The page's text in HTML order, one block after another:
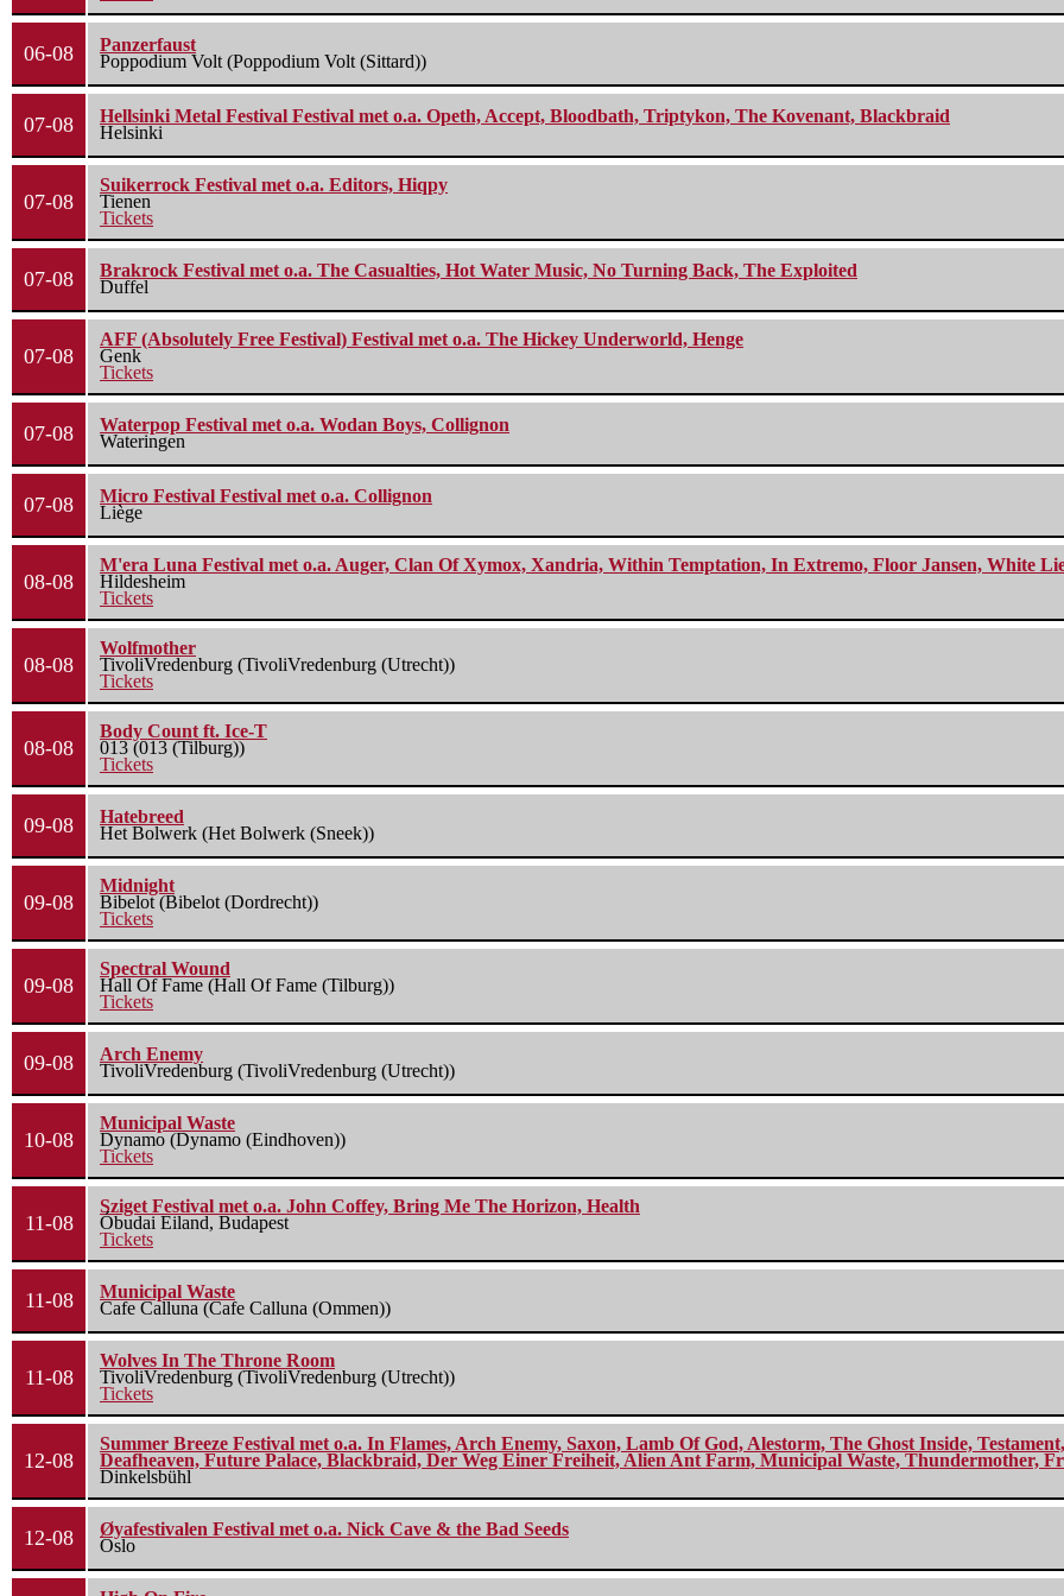
06-08
Panzerfaust
Poppodium Volt (Poppodium Volt (Sittard))
07-08
Hellsinki Metal Festival Festival met o.a. Opeth, Accept, Bloodbath, Triptykon, The Kovenant, Blackbraid
Helsinki
07-08
Suikerrock Festival met o.a. Editors, Hiqpy
Tienen
Tickets
07-08
Brakrock Festival met o.a. The Casualties, Hot Water Music, No Turning Back, The Exploited
Duffel
07-08
AFF (Absolutely Free Festival) Festival met o.a. The Hickey Underworld, Henge
Genk
Tickets
07-08
Waterpop Festival met o.a. Wodan Boys, Collignon
Wateringen
07-08
Micro Festival Festival met o.a. Collignon
Liège
08-08
M'era Luna Festival met o.a. Auger, Clan Of Xymox, Xandria, Within Temptation, In Extremo, Floor Jansen, White
Hildesheim
Tickets
08-08
Wolfmother
TivoliVredenburg (TivoliVredenburg (Utrecht))
Tickets
08-08
Body Count ft. Ice-T
013 (013 (Tilburg))
Tickets
09-08
Hatebreed
Het Bolwerk (Het Bolwerk (Sneek))
09-08
Midnight
Bibelot (Bibelot (Dordrecht))
Tickets
09-08
Spectral Wound
Hall Of Fame (Hall Of Fame (Tilburg))
Tickets
09-08
Arch Enemy
TivoliVredenburg (TivoliVredenburg (Utrecht))
10-08
Municipal Waste
Dynamo (Dynamo (Eindhoven))
Tickets
11-08
Sziget Festival met o.a. John Coffey, Bring Me The Horizon, Health
Óbudai Eiland, Budapest
Tickets
11-08
Municipal Waste
Cafe Calluna (Cafe Calluna (Ommen))
11-08
Wolves In The Throne Room
TivoliVredenburg (TivoliVredenburg (Utrecht))
Tickets
12-08
Summer Breeze Festival met o.a. In Flames, Arch Enemy, Saxon, Lamb Of God, Alestorm, The Ghost Inside,
Deafheaven, Future Palace, Blackbraid, Der Weg Einer Freiheit, Alien Ant Farm, Municipal Waste, Thundermother,
Dinkelsbühl
12-08
Øyafestivalen Festival met o.a. Nick Cave & the Bad Seeds
Oslo